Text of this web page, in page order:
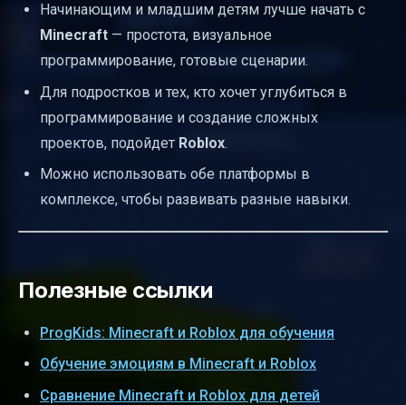
Начинающим и младшим детям лучше начать с
Minecraft — простота, визуальное
программирование, готовые сценарии.
Для подростков и тех, кто хочет углубиться в
программирование и создание сложных
проектов, подойдет Roblox.
Можно использовать обе платформы в
комплексе, чтобы развивать разные навыки.
Полезные ссылки
ProgKids: Minecraft и Roblox для обучения
Обучение эмоциям в Minecraft и Roblox
Сравнение Minecraft и Roblox для детей